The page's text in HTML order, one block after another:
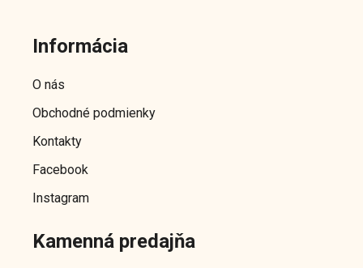
Informácia
O nás
Obchodné podmienky
Kontakty
Facebook
Instagram
Kamenná predajňa